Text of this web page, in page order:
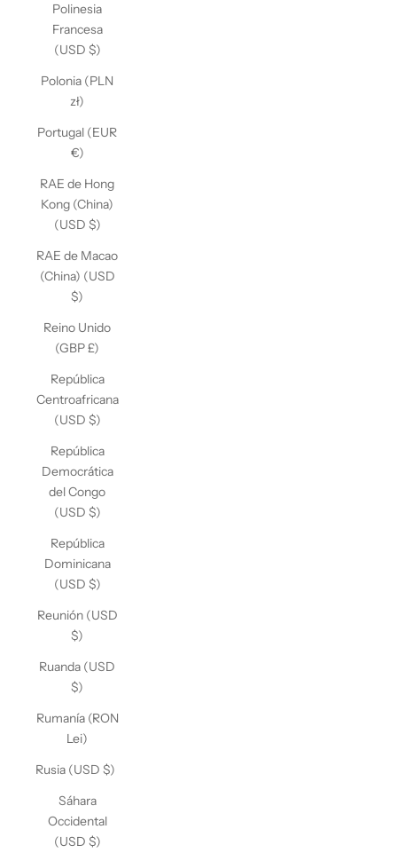
Polinesia
Francesa
(USD $)
Polonia (PLN
zł)
Portugal (EUR
€)
RAE de Hong
Kong (China)
(USD $)
RAE de Macao
(China) (USD
$)
Reino Unido
(GBP £)
República
Centroafricana
(USD $)
República
Democrática
del Congo
(USD $)
República
Dominicana
(USD $)
Reunión (USD
$)
Ruanda (USD
$)
Rumanía (RON
Lei)
Rusia (USD $)
Sáhara
Occidental
(USD $)